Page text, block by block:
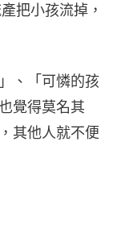
把小孩流掉，
、「可憐的孩
覺得莫名其
其他人就不便